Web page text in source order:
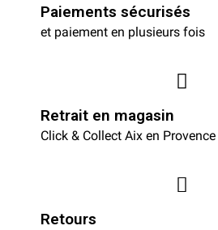
Paiements sécurisés
et paiement en plusieurs fois
Retrait en magasin
Click & Collect Aix en
Retours